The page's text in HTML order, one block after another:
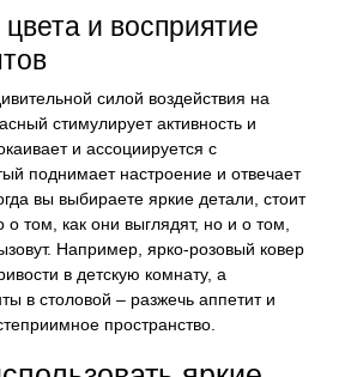
и восприятие
силой воздействия на
стимулирует активность и
и ассоциируется с
поднимает настроение и отвечает
вы выбираете яркие детали, стоит
о том, как они выглядят, но и о том,
Например, ярко-розовый ковер
в детскую комнату, а
в столовой – разжечь аппетит и
пространство.